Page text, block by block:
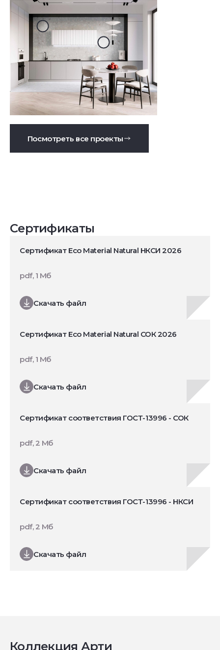
Посмотреть все проекты
Сертификаты
Сертификат Eco Material Natural НКСИ 2026
Скачать файл
pdf, 1 Мб
Сертификат Eco Material Natural СОК 2026
Скачать файл
pdf, 1 Мб
Сертификат соответствия ГОСТ-13996 - СОК
Скачать файл
pdf, 2 Мб
Сертификат соответствия ГОСТ-13996 - НКСИ
Скачать файл
pdf, 2 Мб
Коллекция Арти